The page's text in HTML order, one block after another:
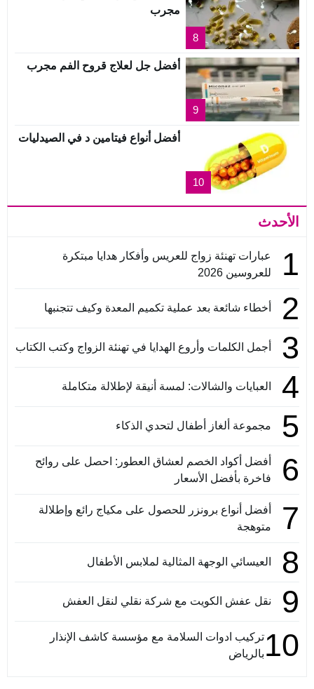
8
مجرب
9
أفضل جل لعلاج قروح الفم مجرب
10
أفضل أنواع فيتامين د في الصيدليات
الأحدث
1
عبارات تهنئة زواج للعريس وأفكار هدايا مبتكرة
للعروسين 2026
2 أخطاء شائعة بعد عملية تكميم المعدة وكيف تتجنبها
3 أجمل الكلمات وأروع الهدايا في تهنئة الزواج وكتب الكتاب
4 العبايات والشالات: لمسة أنيقة لإطلالة متكاملة
5 مجموعة ألغاز أطفال لتحدي الذكاء
6
أفضل أكواد الخصم لعشاق العطور: احصل على روائح
فاخرة بأفضل الأسعار
7
أفضل أنواع برونزر للحصول على مكياج رائع وإطلالة
متوهجة
8 العيسائي الوجهة المثالية لملابس الأطفال
9 نقل عفش الكويت مع شركة نقلي لنقل العفش
10تركيب ادوات السلامة مع مؤسسة كاشف الإنذار
بالرياض